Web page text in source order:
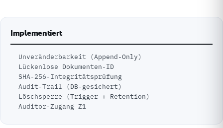
Implementiert
Unveränderbarkeit (Append-Only)
Lückenlose Dokumenten-ID
SHA-256-Integritätsprüfung
Audit-Trail (DB-gesichert)
Löschsperre (Trigger + Retention)
Auditor-Zugang Z1